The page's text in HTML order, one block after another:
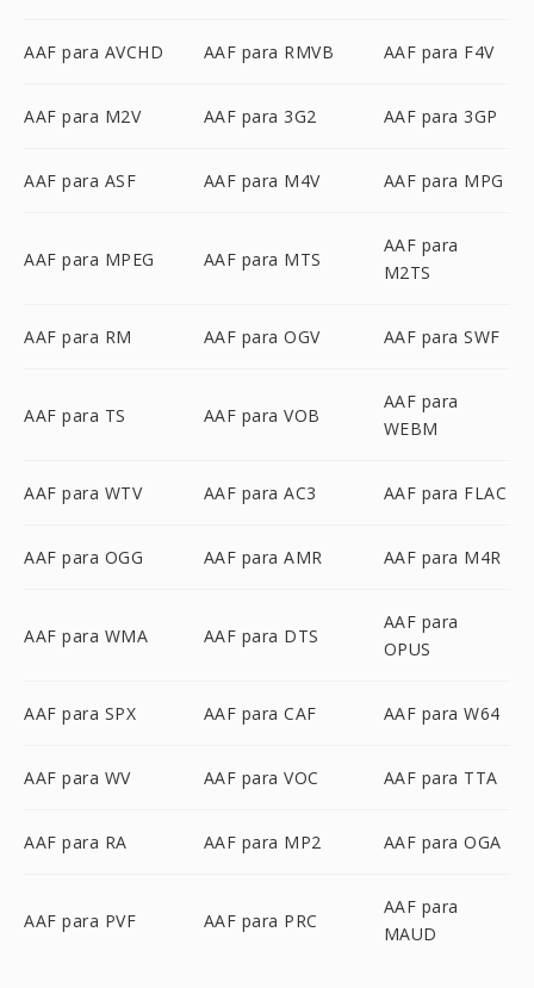
AAF para AVCHD AAF para RMVB AAF para F4V
AAF para M2V AAF para 3G2 AAF para 3GP
AAF para ASF AAF para M4V AAF para MPG
AAF para MPEG AAF para MTS
AAF para
M2TS
AAF para RM AAF para OGV AAF para SWF
AAF para TS AAF para VOB
AAF para
WEBM
AAF para WTV AAF para AC3 AAF para FLAC
AAF para OGG AAF para AMR AAF para M4R
AAF para WMA AAF para DTS
AAF para
OPUS
AAF para SPX AAF para CAF AAF para W64
AAF para WV AAF para VOC AAF para TTA
AAF para RA AAF para MP2 AAF para OGA
AAF para PVF AAF para PRC
AAF para
MAUD